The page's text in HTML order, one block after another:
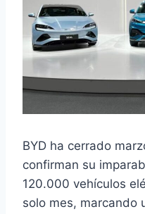
BYD ha cerrado
confirman su
120.000 vehículos
solo mes, marcando